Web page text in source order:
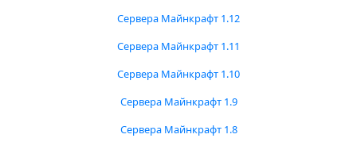
Сервера Майнкрафт 1.12
Сервера Майнкрафт 1.11
Сервера Майнкрафт 1.10
Сервера Майнкрафт 1.9
Сервера Майнкрафт 1.8